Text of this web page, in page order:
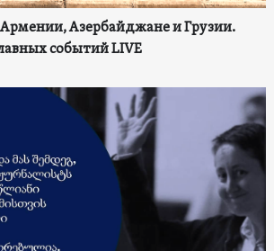
Азербайджане и Грузии.
событий LIVE